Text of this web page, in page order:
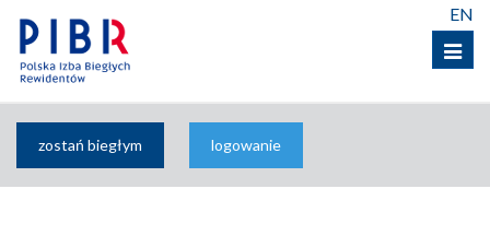
Menu
EN
zostań biegłym logowanie